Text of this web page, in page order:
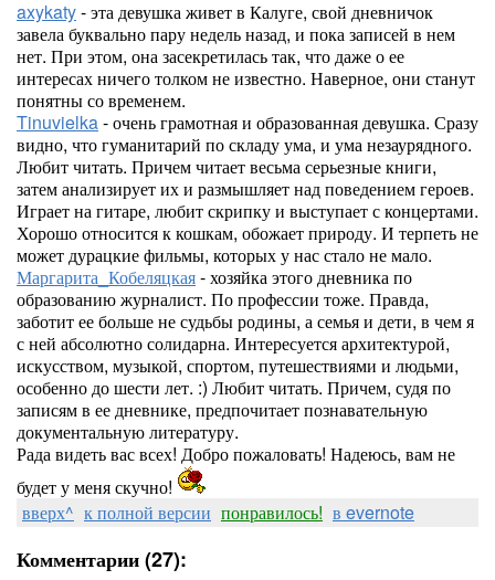
axykaty- эта девушка живет в Калуге, свой дневничок
завела буквально пару недель назад, и пока записей в нем
нет. При этом, она засекретилась так, что даже о ее
интересах ничего толком не известно. Наверное, они станут
понятны со временем.
Tinuvielka- очень грамотная и образованная девушка. Сразу
видно, что гуманитарий по складу ума, и ума незаурядного.
Любит читать. Причем читает весьма серьезные книги,
затем анализирует их и размышляет над поведением героев.
Играет на гитаре, любит скрипку и выступает с концертами.
Хорошо относится к кошкам, обожает природу. И терпеть не
может дурацкие фильмы, которых у нас стало не мало.
Маргарита_Кобеляцкая- хозяйка этого дневника по
образованию журналист. По профессии тоже. Правда,
заботит ее больше не судьбы родины, а семья и дети, в чем я
с ней абсолютно солидарна. Интересуется архитектурой,
искусством, музыкой, спортом, путешествиями и людьми,
особенно до шести лет. :) Любит читать. Причем, судя по
записям в ее дневнике, предпочитает познавательную
документальную литературу.
Рада видеть вас всех! Добро пожаловать! Надеюсь, вам не
будет у меня скучно!
вверх^ к полной версии понравилось! в evernote
Комментарии (27):